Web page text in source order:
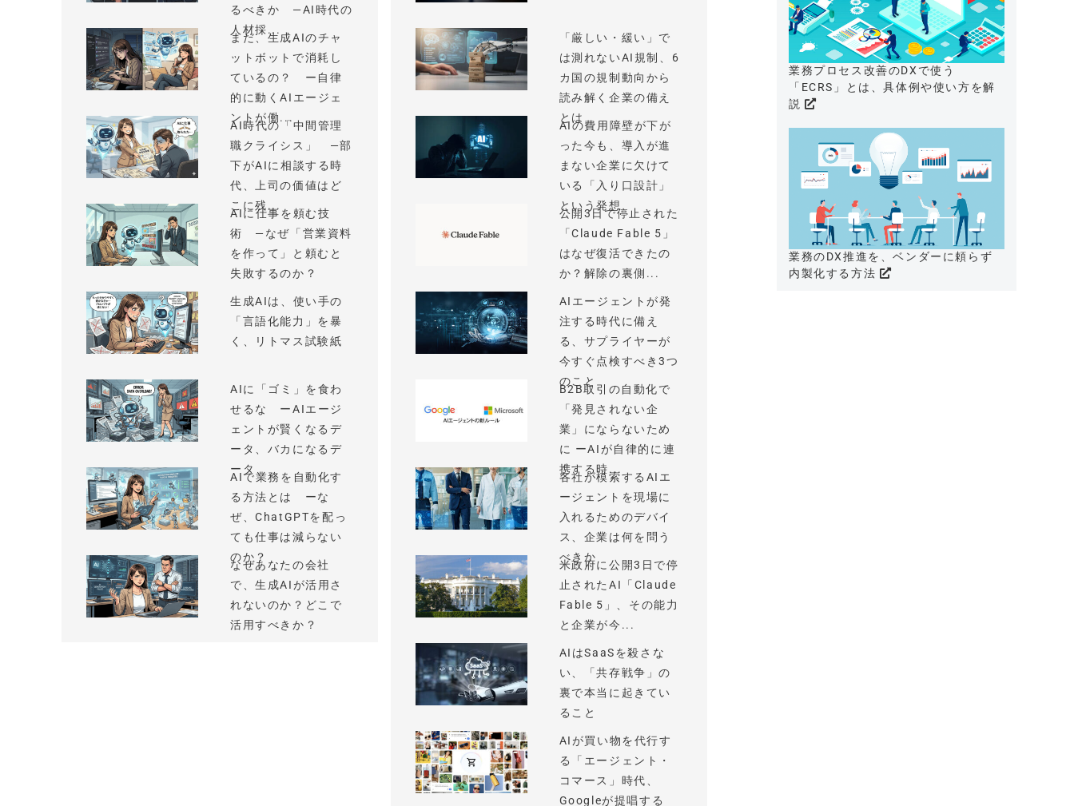
るべきか —AI時代の
人材採...
まだ、生成AIのチャ
ットボットで消耗し
ているの？ ー自律
的に動くAIエージェ
ントが働...
AI時代の「中間管理
職クライシス」 —部
下がAIに相談する時
代、上司の価値はど
こに残...
AIに仕事を頼む技
術 —なぜ「営業資料
を作って」と頼むと
失敗するのか？
生成AIは、使い手の
「言語化能力」を暴
く、リトマス試験紙
AIに「ゴミ」を食わ
せるな ーAIエージ
ェントが賢くなるデ
ータ、バカになるデ
ータ
AIで業務を自動化す
る方法とは ーな
ぜ、ChatGPTを配っ
ても仕事は減らない
のか？
なぜあなたの会社
で、生成AIが活用さ
れないのか？どこで
活用すべきか？
「厳しい・緩い」で
は測れないAI規制、6
カ国の規制動向から
読み解く企業の備え
とは
AIの費用障壁が下が
った今も、導入が進
まない企業に欠けて
いる「入り口設計」
という発想
公開3日で停止された
「Claude Fable 5」
はなぜ復活できたの
か？解除の裏側...
AIエージェントが発
注する時代に備え
る、サプライヤーが
今すぐ点検すべき3つ
のこと
B2B取引の自動化で
「発見されない企
業」にならないため
に ーAIが自律的に連
携する時...
各社が模索するAIエ
ージェントを現場に
入れるためのデバイ
ス、企業は何を問う
べきか
米政府に公開3日で停
止されたAI「Claude
Fable 5」、その能力
と企業が今...
AIはSaaSを殺さな
い、「共存戦争」の
裏で本当に起きてい
ること
AIが買い物を代行す
る「エージェント・
コマース」時代、
Googleが提唱する
業務プロセス改善のDXで使う
「ECRS」とは、具体例や使い方を解
説
業務のDX推進を、ベンダーに頼らず
内製化する方法